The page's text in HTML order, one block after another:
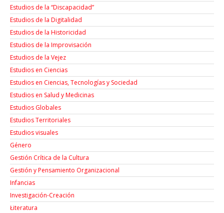
Estudios de la “Discapacidad”
Estudios de la Digitalidad
Estudios de la Historicidad
Estudios de la Improvisación
Estudios de la Vejez
Estudios en Ciencias
Estudios en Ciencias, Tecnologías y Sociedad
Estudios en Salud y Medicinas
Estudios Globales
Estudios Territoriales
Estudios visuales
Género
Gestión Crítica de la Cultura
Gestión y Pensamiento Organizacional
Infancias
Investigación-Creación
Łiteratura